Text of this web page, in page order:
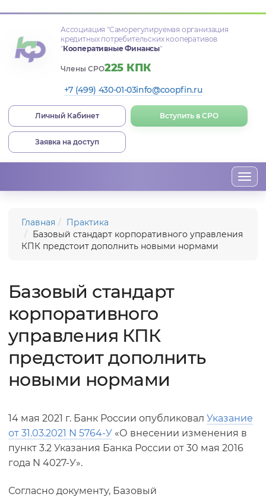
Ассоциация "Саморегулируемая организация
кредитных потребительских кооперативов
"Кооперативные Финансы"
Члены СРО225 КПК
+7 (499) 430-01-03info@coopfin.ru
Личный Кабинет Вступить в СРО
Заявка на доступ
Главная
Практика
Базовый стандарт корпоративного управления
КПК предстоит дополнить новыми нормами
Базовый стандарт
корпоративного
управления КПК
предстоит дополнить
новыми нормами
14 мая 2021 г. Банк России опубликовал Указание
от 31.03.2021 N 5764-У «О внесении изменения в
пункт 3.2 Указания Банка России от 30 мая 2016
года N 4027-У».
Согласно документу, Базовый